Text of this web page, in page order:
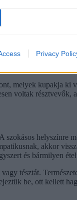
Privacy
melyek kupakja
voltak
helyszínre
akkor
és bármilyen
tésztát.
be, ott kellett